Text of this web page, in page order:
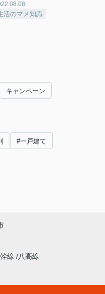
活のマメ知識
キャンペーン
#一戸建て
線
八高線